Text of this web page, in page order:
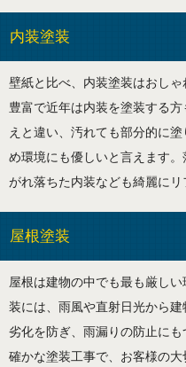
内装塗装
壁紙と比べ、内装塗装はおし
豊富で近年は内装を塗装する
えと違い、汚れても部分的に
め環境にも優しいと言えます
がれ落ちた内装なども綺麗にリ
屋根塗装
屋根は建物の中でも最も厳し
装には、雨風や直射日光から建
劣化を防ぎ、雨漏りの防止に
確かな塗装工事で、お客様の